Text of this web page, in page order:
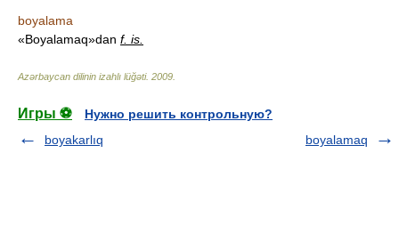
boyalama
«Boyalamaq»dan f. is.
Azərbaycan dilinin izahlı lüğəti. 2009
Игры ⚽
Нужно решить контрольную?
boyakarlıq
boyalamaq